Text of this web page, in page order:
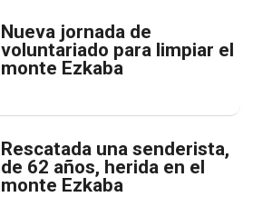
Nueva jornada de
voluntariado para limpiar el
monte Ezkaba
Rescatada una senderista,
de 62 años, herida en el
monte Ezkaba